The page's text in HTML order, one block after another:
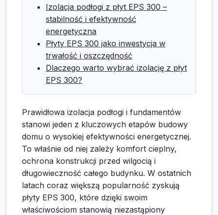
Izolacja podłogi z płyt EPS 300 –
stabilność i efektywność
energetyczna
Płyty EPS 300 jako inwestycja w
trwałość i oszczędność
Dlaczego warto wybrać izolację z płyt
EPS 300?
Prawidłowa izolacja podłogi i fundamentów
stanowi jeden z kluczowych etapów budowy
domu o wysokiej efektywności energetycznej.
To właśnie od niej zależy komfort cieplny,
ochrona konstrukcji przed wilgocią i
długowieczność całego budynku. W ostatnich
latach coraz większą popularność zyskują
płyty EPS 300, które dzięki swoim
właściwościom stanowią niezastąpiony